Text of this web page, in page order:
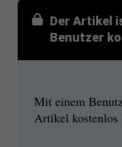
Der Artikel
Benutzer
Mit einem
Artikel kostenlos